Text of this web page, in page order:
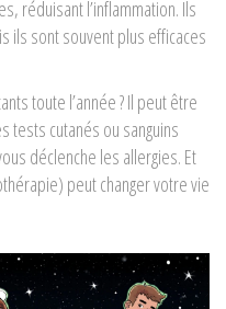
réduisant l’inflammation. Ils
ils sont souvent plus efficaces
toute l’année ? Il peut être
tests cutanés ou sanguins
déclenche les allergies. Et
peut changer votre vie